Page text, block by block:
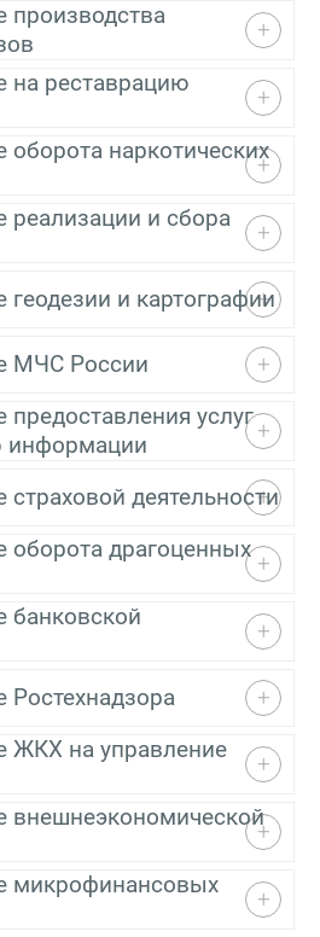
производства
на реставрацию
наркотических
реализации и сбора
и картографии
МЧС России
услуг
деятельности
оборота драгоценных
банковской
Ростехнадзора
ЖКХ на управление
внешнеэкономической
микрофинансовых